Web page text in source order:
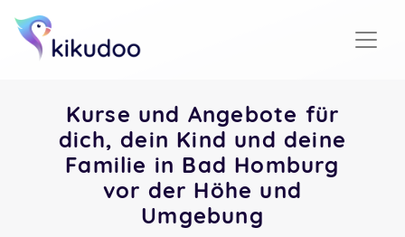
Kurse und Angebote für
dich, dein Kind und deine
Familie in Bad Homburg
vor der Höhe und
Umgebung